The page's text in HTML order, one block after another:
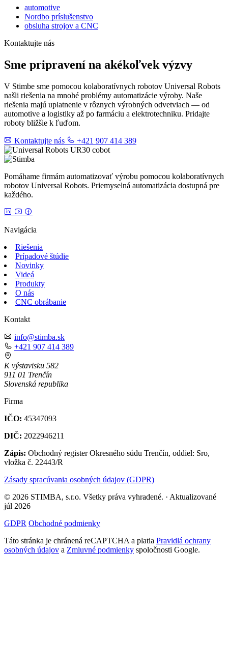
automotive
Nordbo príslušenstvo
obsluha strojov a CNC
Kontaktujte nás
Sme pripravení na akékoľvek výzvy
V Stimbe sme pomocou kolaboratívnych robotov Universal Robots
našli riešenia na mnohé problémy automatizácie výroby. Naše
riešenia majú uplatnenie v rôznych výrobných odvetviach — od
automotive a logistiky až po farmáciu a elektrotechniku. Pridajte
roboty bližšie k ľuďom.
Kontaktujte nás +421 907 414 389
Pomáhame firmám automatizovať výrobu pomocou kolaboratívnych
robotov Universal Robots. Priemyselná automatizácia dostupná pre
každého.
Navigácia
Riešenia
Prípadové štúdie
Novinky
Videá
Produkty
O nás
CNC obrábanie
Kontakt
info@stimba.sk
+421 907 414 389
K výstavisku 582
911 01 Trenčín
Slovenská republika
Firma
IČO: 45347093
DIČ: 2022946211
Zápis: Obchodný register Okresného súdu Trenčín, oddiel: Sro,
vložka č. 22443/R
Zásady spracúvania osobných údajov (GDPR)
© 2026 STIMBA, s.r.o. Všetky práva vyhradené. · Aktualizované
júl 2026
GDPR Obchodné podmienky
Táto stránka je chránená reCAPTCHA a platia Pravidlá ochrany
osobných údajov a Zmluvné podmienky spoločnosti Google.